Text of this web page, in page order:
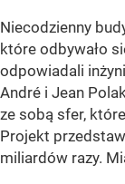
Niecodzienny
które odbywało
odpowiadali
André i Jean
ze sobą sfer,
Projekt
miliardów razy.